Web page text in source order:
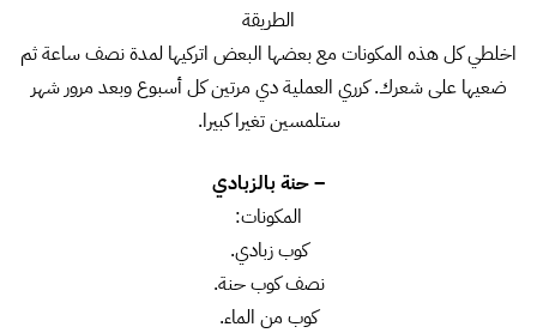
الطريقة
اخلطي كل هذه المكونات مع بعضها البعض اتركيها لمدة نصف ساعة ثم
ضعيها على شعرك. كرري العملية دي مرتين كل أسبوع وبعد مرور شهر
ستلمسين تغيرا كبيرا.
– حنة بالزبادي
المكونات:
كوب زبادي.
نصف كوب حنة.
كوب من الماء.